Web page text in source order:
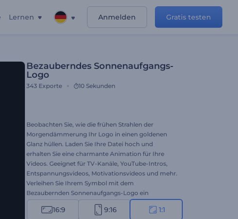
Lernen Anmelden Gratis testen
Bezauberndes Sonnenaufgangs-
Logo
343 Exporte 10 Sekunden
Beobachten Sie, wie die frühen Strahlen der
Morgendämmerung Ihr Logo in einen goldenen
Glanz hüllen. Laden Sie Ihre Datei hoch und
erhalten Sie eine charmante Animation für Ihre
Videos. Geeignet für TV-Kanäle, YouTube-Intros,
Entspannungsvideos, Motivationsvideos und mehr.
Verleihen Sie Ihrem Symbol mit dem
Bezaubernden Sonnenaufgangs-Logo ein
königliches Aussehen. Probieren Sie diese filmische
Vorlage noch heute aus.
16:9 9:16 1:1